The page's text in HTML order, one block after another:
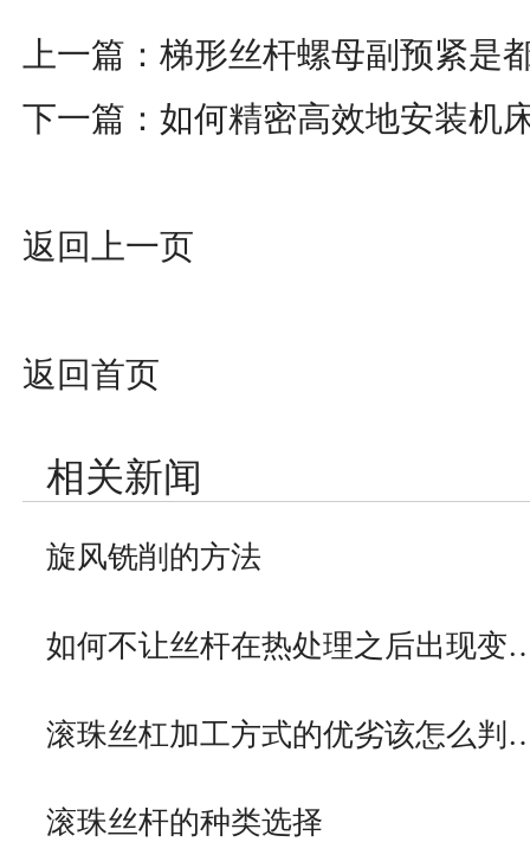
上一篇： 梯形丝杆螺母副预紧是
下一篇： 如何精密高效地安装机
返回上一页
返回首页
相关新闻
旋风铣削的方法
如何不让丝杆在热处理之后出现变
滚珠丝杠加工方式的优劣该怎么判
滚珠丝杆的种类选择